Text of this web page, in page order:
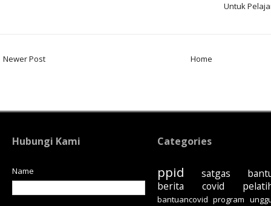
Untuk
Newer Post Home
Hubungi Kami
Name
Categories
ppid satgas
berita
covid
bantuancovid program